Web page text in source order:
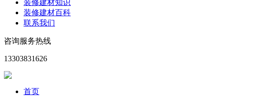
装修建材知识
装修建材百科
联系我们
咨询服务热线
13303831626
首页